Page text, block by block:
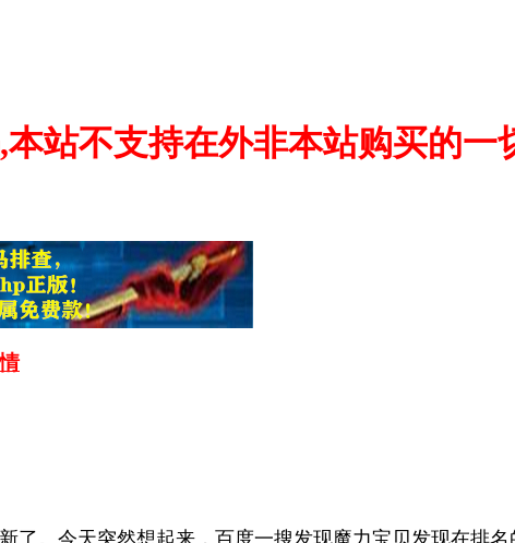
站不支持在外非本站购买的一
。今天突然想起来，百度一搜发现魔力宝贝发现在排名